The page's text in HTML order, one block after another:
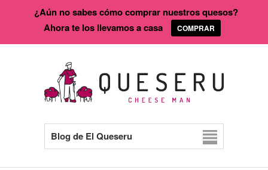
Blog de El Queseru
¿Aún no sabes cómo comprar nuestros quesos?
Ahora te los llevamos a casa
COMPRAR